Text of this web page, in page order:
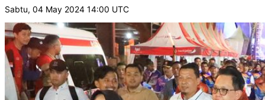
Sabtu, 04 May 2024 14:00 UTC